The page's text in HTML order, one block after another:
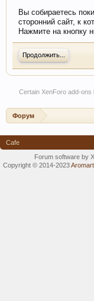
Вы собираетесь
сторонний сайт, к
Нажмите на кнопку
Продолжить...
Certain XenForo add-ons
Форум
Cafe
Forum software by
Copyright © 2014-2023